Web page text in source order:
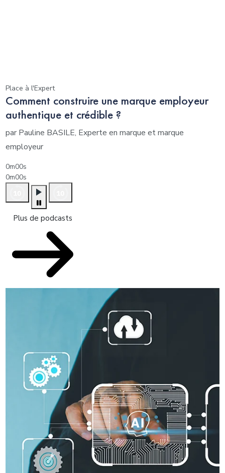
Place à l'Expert
Comment construire une marque employeur
authentique et crédible ?
par Pauline BASILE, Experte en marque et marque
employeur
0m00s
0m00s
Plus de podcasts